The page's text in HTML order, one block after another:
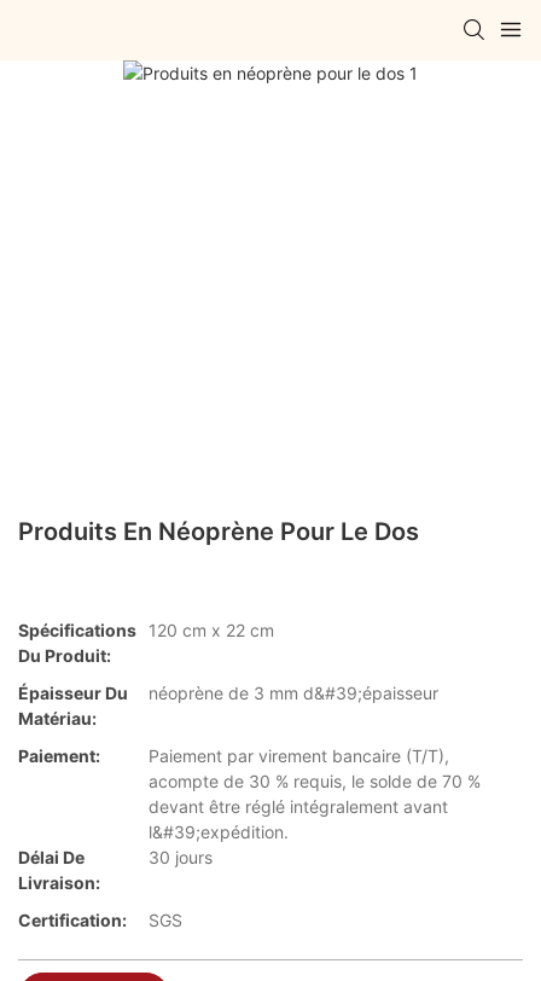
Produits En Néoprène Pour Le Dos
Spécifications
Du Produit:
120 cm x 22 cm
Épaisseur Du
Matériau:
néoprène de 3 mm d&#39;épaisseur
Paiement:
Paiement par virement bancaire (T/T),
acompte de 30 % requis, le solde de 70 %
devant être réglé intégralement avant
l&#39;expédition.
Délai De
Livraison:
30 jours
Certification: SGS